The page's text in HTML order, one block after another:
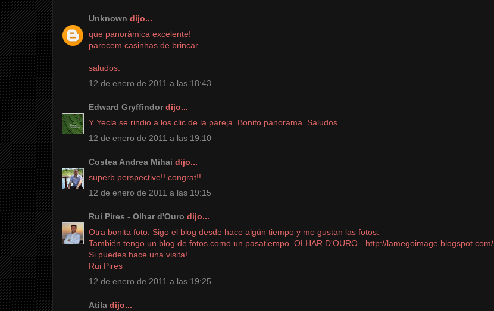
Unknown dijo...
que panorâmica excelente!
parecem casinhas de brincar.
saludos.
12 de enero de 2011 a las 18:43
Edward Gryffindordijo...
Y Yecla se rindio a los clic de la pareja. Bonito panorama. Saludos
12 de enero de 2011 a las 19:10
Costea Andrea Mihai dijo...
superb perspective!! congrat!!
12 de enero de 2011 a las 19:15
Rui Pires - Olhar d'Ouro dijo...
Otra bonita foto. Sigo el blog desde hace algún tiempo y me gustan las fotos.
También tengo un blog de fotos como un pasatiempo. OLHAR D'OURO - http://lamegoimage.blogspot.com/
Si puedes hace una visita!
Rui Pires
12 de enero de 2011 a las 19:25
Atila dijo...